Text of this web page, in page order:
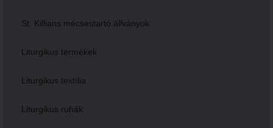
St. Killians mécsestartó állványok
Liturgikus termékek
Liturgikus textília
Liturgikus ruhák